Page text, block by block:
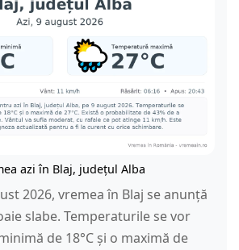
azi în Blaj, județul Alba
2026, vremea în Blaj se anunță
slabe. Temperaturile se vor
de 18°C și o maximă de